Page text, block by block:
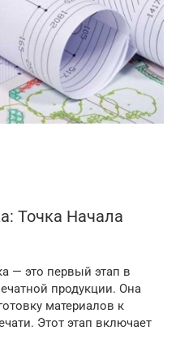
Точка Начала
— это первый этап в
продукции. Она
материалов к
Этот этап включает